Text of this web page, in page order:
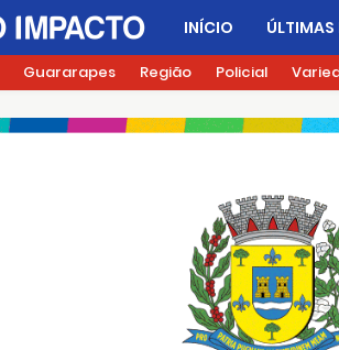
INÍCIO
Guararapes Região Policial